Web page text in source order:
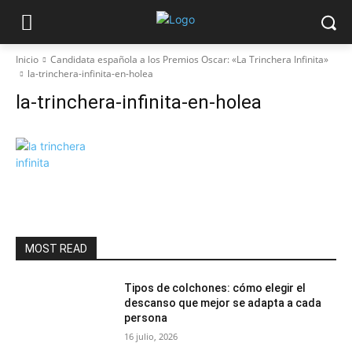
Inicio
Candidata española a los Premios Oscar: «La Trinchera Infinita»
la-trinchera-infinita-en-holea
la-trinchera-infinita-en-holea
MOST READ
Tipos de colchones: cómo elegir el
descanso que mejor se adapta a cada
persona
16 julio, 2026